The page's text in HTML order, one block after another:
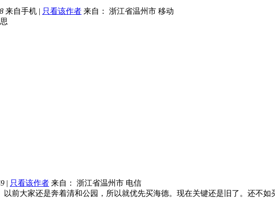
来自手机 | 只看该作者 来自： 浙江省温州市 移动
| 只看该作者 来自： 浙江省温州市 电信
前大家还是奔着清和公园，所以就优先买海德。现在关键还是旧了。还不如